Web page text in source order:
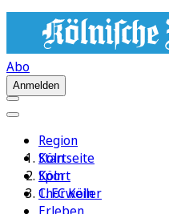
Abo
Anmelden
Region
Köln
Sport
1. FC Köln
Startseite
Köln
Chorweiler